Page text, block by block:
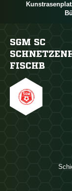
SGM SC
FISCHB